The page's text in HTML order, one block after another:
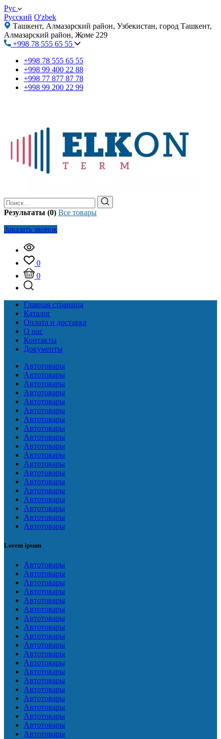
Рус
Русский O'zbek
Ташкент, Алмазарский район, Узбекистан, город Ташкент,
Алмазарский район, Жоме 229
+998 78 555 65 55
+998 78 555 65 55
+998 99 400 22 88
+998 77 877 87 78
+998 99 200 22 99
Результаты (0) Все товары
Заказать звонок
0
0
Главная страница
Каталог
Оплата и доставка
О нас
Контакты
Документы
Автотовары
Автотовары
Автотовары
Автотовары
Автотовары
Автотовары
Автотовары
Автотовары
Автотовары
Автотовары
Автотовары
Автотовары
Автотовары
Автотовары
Автотовары
Автотовары
Автотовары
Автотовары
Автотовары
Lorem ipsum
Автотовары
Автотовары
Автотовары
Автотовары
Автотовары
Автотовары
Автотовары
Автотовары
Автотовары
Автотовары
Автотовары
Автотовары
Автотовары
Автотовары
Автотовары
Автотовары
Автотовары
Автотовары
Автотовары
Автотовары